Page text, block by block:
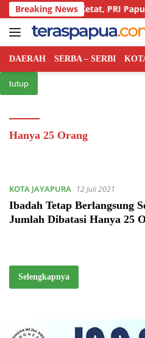
Langsung
ke
konten
Breaking News
Kian Ketat, PRI Papua
DAERAH SERBA – SERBI
tutup
Hanya 25 Orang
KOTA JAYAPURA 12 Juli 2021
Ibadah Tetap Berlangsung
Jumlah Dibatasi Hanya 25
Selengkapnya